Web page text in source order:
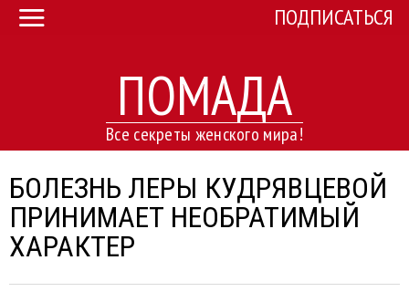
ПОМАДА
Все секреты женского мира!
ПОДПИСАТЬСЯ
БОЛЕЗНЬ ЛЕРЫ КУДРЯВЦЕВОЙ
ПРИНИМАЕТ НЕОБРАТИМЫЙ
ХАРАКТЕР